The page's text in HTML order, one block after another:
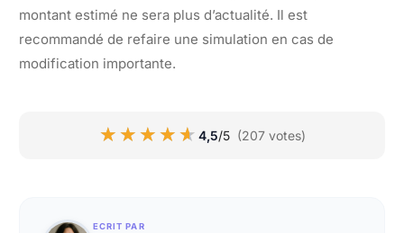
montant estimé ne sera plus d’actualité. Il est
recommandé de refaire une simulation en cas de
modification importante.
★★★★★
★★★★★ 4,5/5 (207 votes)
ECRIT PAR